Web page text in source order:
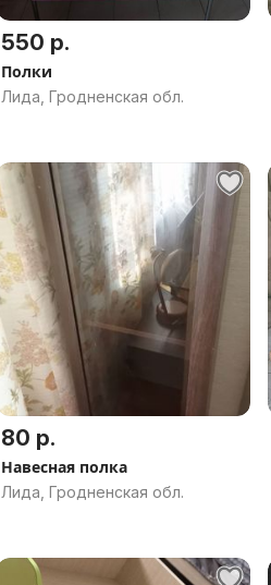
550 р.
Полки
Лида, Гродненская обл.
80 р.
Навесная полка
Лида, Гродненская обл.